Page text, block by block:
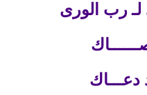
رب الورى
دعـــاك